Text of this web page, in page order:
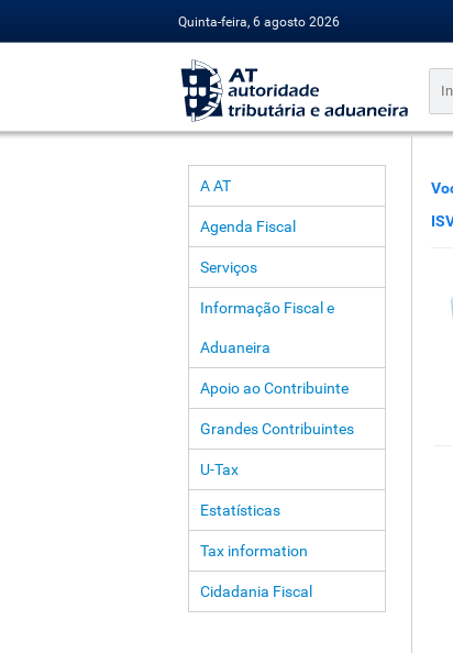
Quinta-feira, 6 agosto 2026
A AT
Agenda Fiscal
Serviços
Informação Fiscal e
Aduaneira
Apoio ao Contribuinte
Grandes Contribuintes
U-Tax
Estatísticas
Tax information
Cidadania Fiscal